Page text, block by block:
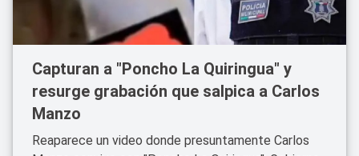
Capturan a "Poncho La Quiringua" y
resurge grabación que salpica a Carlos
Manzo
Reaparece un video donde presuntamente Carlos